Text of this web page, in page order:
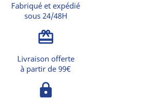
Fabriqué et expédié
sous 24/48H
card_giftcard
Livraison offerte
à partir de 99€
lock